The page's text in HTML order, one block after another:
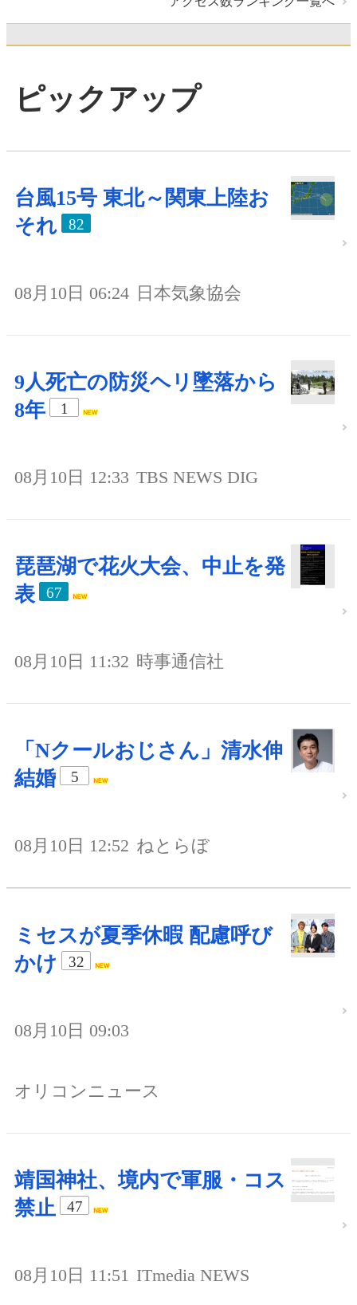
ピックアップ
台風15号 東北～関東上陸お
それ
82
08月10日 06:24 日本気象協会
9人死亡の防災ヘリ墜落から
8年
1
08月10日 12:33 TBS NEWS DIG
琵琶湖で花火大会、中止を発
表
67
08月10日 11:32 時事通信社
「Nクールおじさん」清水伸
結婚
5
08月10日 12:52 ねとらぼ
ミセスが夏季休暇 配慮呼び
かけ
32
08月10日 09:03
オリコンニュース
靖国神社、境内で軍服・コス
禁止
47
08月10日 11:51 ITmedia NEWS